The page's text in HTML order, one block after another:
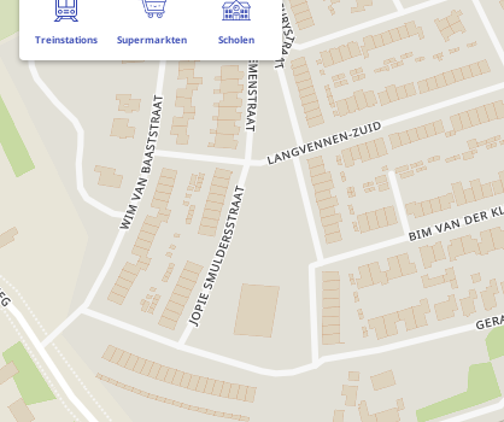
Treinstations Supermarkten Scholen